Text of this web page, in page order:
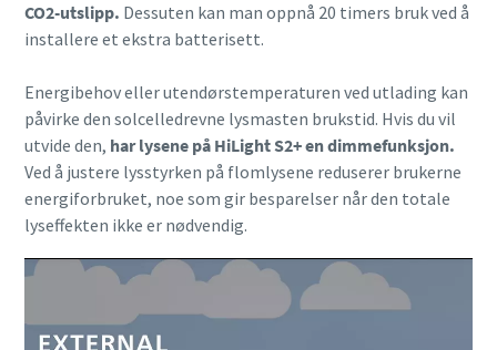
CO2-utslipp. Dessuten kan man oppnå 20 timers bruk ved å
installere et ekstra batterisett.
Energibehov eller utendørstemperaturen ved utlading kan
påvirke den solcelledrevne lysmasten brukstid. Hvis du vil
utvide den, har lysene på HiLight S2+ en dimmefunksjon.
Ved å justere lysstyrken på flomlysene reduserer brukerne
energiforbruket, noe som gir besparelser når den totale
lyseffekten ikke er nødvendig.